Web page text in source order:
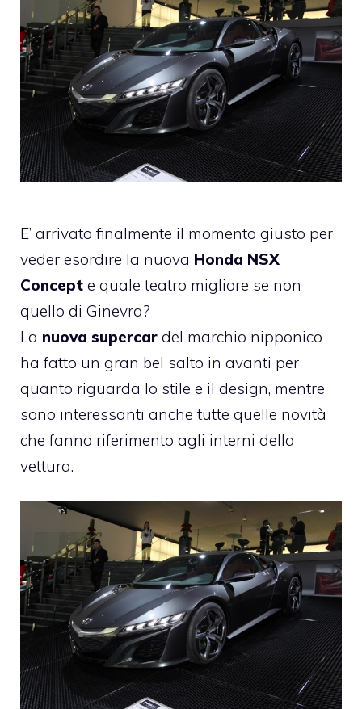
E’ arrivato finalmente il momento giusto per
veder esordire la nuova Honda NSX
Concept e quale teatro migliore se non
quello di Ginevra?
La nuova supercar del marchio nipponico
ha fatto un gran bel salto in avanti per
quanto riguarda lo stile e il design, mentre
sono interessanti anche tutte quelle novità
che fanno riferimento agli interni della
vettura.